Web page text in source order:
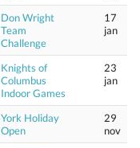
Don Wright
Team
Challenge
17
jan
Knights of
Columbus
Indoor Games
23
jan
York Holiday
Open
29
nov